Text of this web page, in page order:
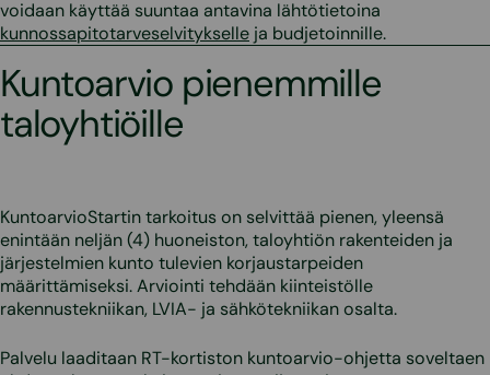
voidaan käyttää suuntaa antavina lähtötietoina
kunnossapitotarveselvitykselle ja budjetoinnille.
Kuntoarvio pienemmille
taloyhtiöille
KuntoarvioStartin tarkoitus on selvittää pienen, yleensä
enintään neljän (4) huoneiston, taloyhtiön rakenteiden ja
järjestelmien kunto tulevien korjaustarpeiden
määrittämiseksi. Arviointi tehdään kiinteistölle
rakennustekniikan, LVIA- ja sähkötekniikan osalta.
Palvelu laaditaan RT-kortiston kuntoarvio-ohjetta soveltaen